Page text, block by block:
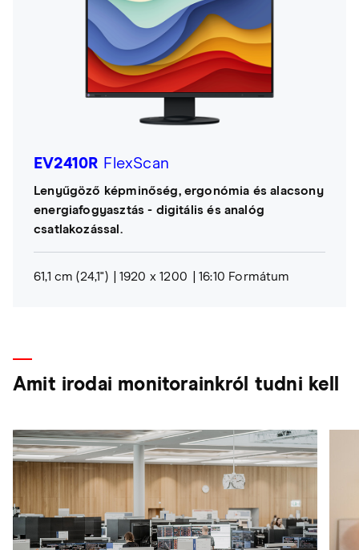
EV2410R FlexScan
Lenyűgöző képminőség, ergonómia és alacsony
energiafogyasztás - digitális és analóg
csatlakozással.
61,1 cm (24,1") 1920 x 1200 16:10 Formátum
Amit irodai monitorainkról tudni kell